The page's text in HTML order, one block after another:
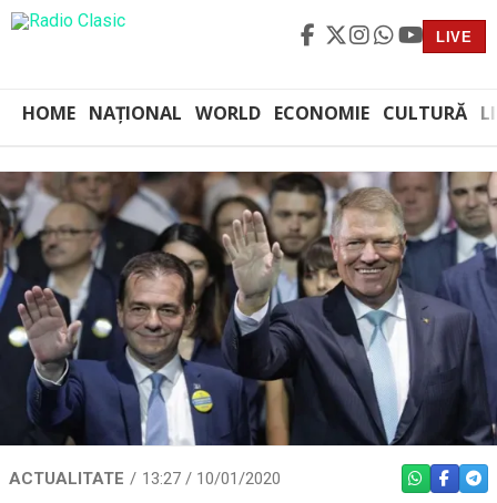
LIVE
HOME NAȚIONAL WORLD ECONOMIE CULTURĂ
ACTUALITATE 13:27 / 10/01/2020 WHATSAPP